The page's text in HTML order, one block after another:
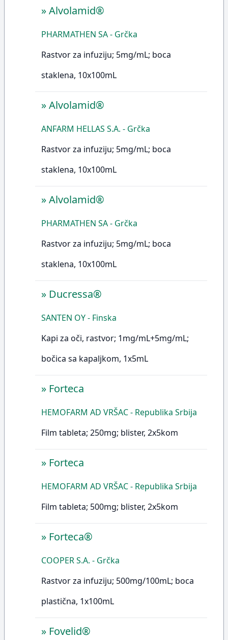
»Alvolamid®
PHARMATHEN SA - Grčka
Rastvor za infuziju; 5mg/mL; boca
staklena, 10x100mL
»Alvolamid®
ANFARM HELLAS S.A. - Grčka
Rastvor za infuziju; 5mg/mL; boca
staklena, 10x100mL
»Alvolamid®
PHARMATHEN SA - Grčka
Rastvor za infuziju; 5mg/mL; boca
staklena, 10x100mL
» Ducressa®
SANTEN OY - Finska
Kapi za oči, rastvor; 1mg/mL+5mg/mL;
bočica sa kapaljkom, 1x5mL
» Forteca
HEMOFARM AD VRŠAC - Republika Srbija
Film tableta; 250mg; blister, 2x5kom
» Forteca
HEMOFARM AD VRŠAC - Republika Srbija
Film tableta; 500mg; blister, 2x5kom
» Forteca®
COOPER S.A. - Grčka
Rastvor za infuziju; 500mg/100mL; boca
plastična, 1x100mL
» Fovelid®